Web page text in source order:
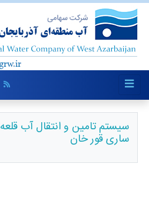
سیستم تامین و انتقال آب قلعه
ساری قور خان